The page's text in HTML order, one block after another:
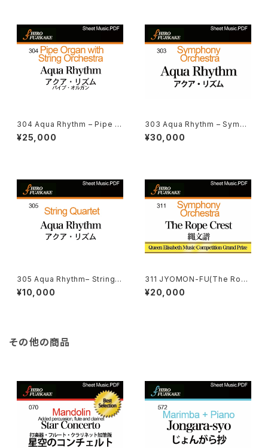
304 Aqua Rhythm – Pipe O
rgan with String Orchestra
(アクア・リズム– パイプ・オルガ
¥25,000
303 Aqua Rhythm – Symph
ony Orchestra (アクア・リズ
ム– 管弦楽)
¥30,000
305 Aqua Rhythm– String
Quartet (アクア・リズム– 4重
奏)
¥10,000
311 JYOMON-FU(The Rop
e Crest – Symphony Orche
stra:Queen Elisabeth Musi
¥20,000
その他の商品